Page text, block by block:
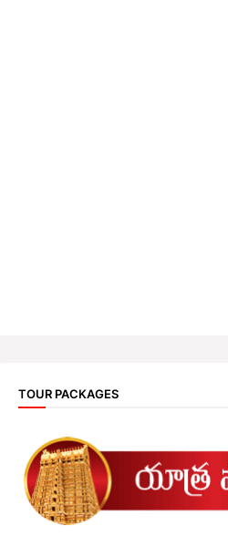
TOUR PACKAGES